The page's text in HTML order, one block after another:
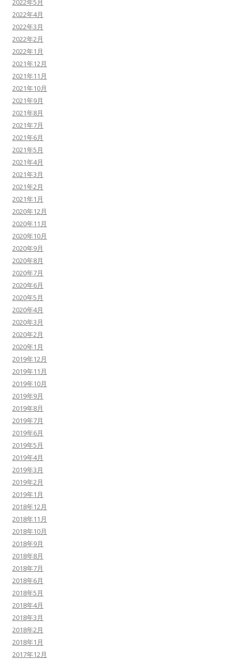
2022年5月
2022年4月
2022年3月
2022年2月
2022年1月
2021年12月
2021年11月
2021年10月
2021年9月
2021年8月
2021年7月
2021年6月
2021年5月
2021年4月
2021年3月
2021年2月
2021年1月
2020年12月
2020年11月
2020年10月
2020年9月
2020年8月
2020年7月
2020年6月
2020年5月
2020年4月
2020年3月
2020年2月
2020年1月
2019年12月
2019年11月
2019年10月
2019年9月
2019年8月
2019年7月
2019年6月
2019年5月
2019年4月
2019年3月
2019年2月
2019年1月
2018年12月
2018年11月
2018年10月
2018年9月
2018年8月
2018年7月
2018年6月
2018年5月
2018年4月
2018年3月
2018年2月
2018年1月
2017年12月